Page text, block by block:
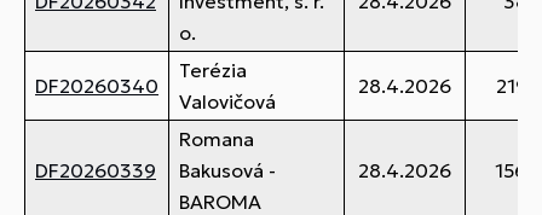
o.
DF20260340
Terézia
Valovičová
28.4.2026
DF20260339
Romana
Bakusová -
BAROMA
28.4.2026